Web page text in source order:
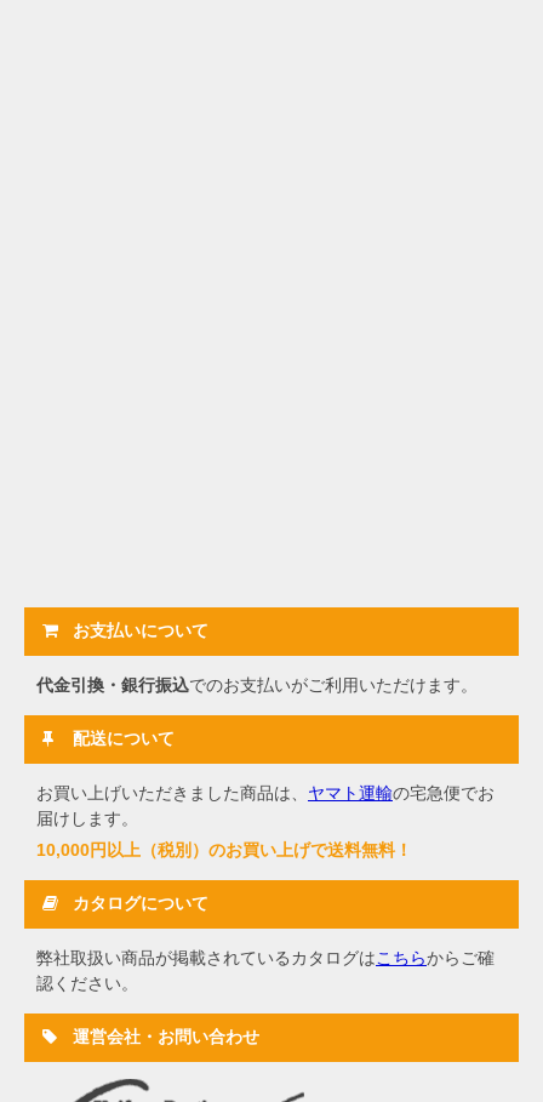
お支払いについて
代金引換・銀行振込でのお支払いがご利用いただけます。
配送について
お買い上げいただきました商品は、 ヤマト運輸の宅急便でお
届けします。
10,000円以上（税別）のお買い上げで送料無料！
カタログについて
弊社取扱い商品が掲載されているカタログはこちらからご確
認ください。
運営会社・お問い合わせ